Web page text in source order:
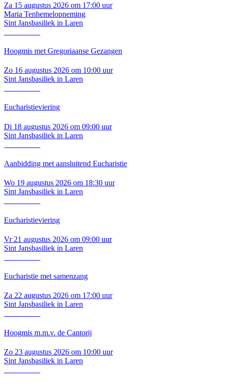
Za 15 augustus 2026 om 17:00 uur
Maria Tenhemelopneming
Sint Jansbasiliek in Laren
Hoogmis met Gregoriaanse Gezangen
Zo 16 augustus 2026 om 10:00 uur
Sint Jansbasiliek in Laren
Eucharistieviering
Di 18 augustus 2026 om 09:00 uur
Sint Jansbasiliek in Laren
Aanbidding met aansluitend Eucharistie
Wo 19 augustus 2026 om 18:30 uur
Sint Jansbasiliek in Laren
Eucharistieviering
Vr 21 augustus 2026 om 09:00 uur
Sint Jansbasiliek in Laren
Eucharistie met samenzang
Za 22 augustus 2026 om 17:00 uur
Sint Jansbasiliek in Laren
Hoogmis m.m.v. de Cantorij
Zo 23 augustus 2026 om 10:00 uur
Sint Jansbasiliek in Laren